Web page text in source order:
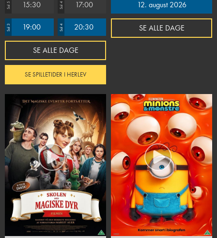
Sal 5 15:30 Sal 4 17:00
Sal 3 19:00 Sal 4 20:30
SE ALLE DAGE
SE SPILLETIDER I HERLEV
12. august 2026
SE ALLE DAGE